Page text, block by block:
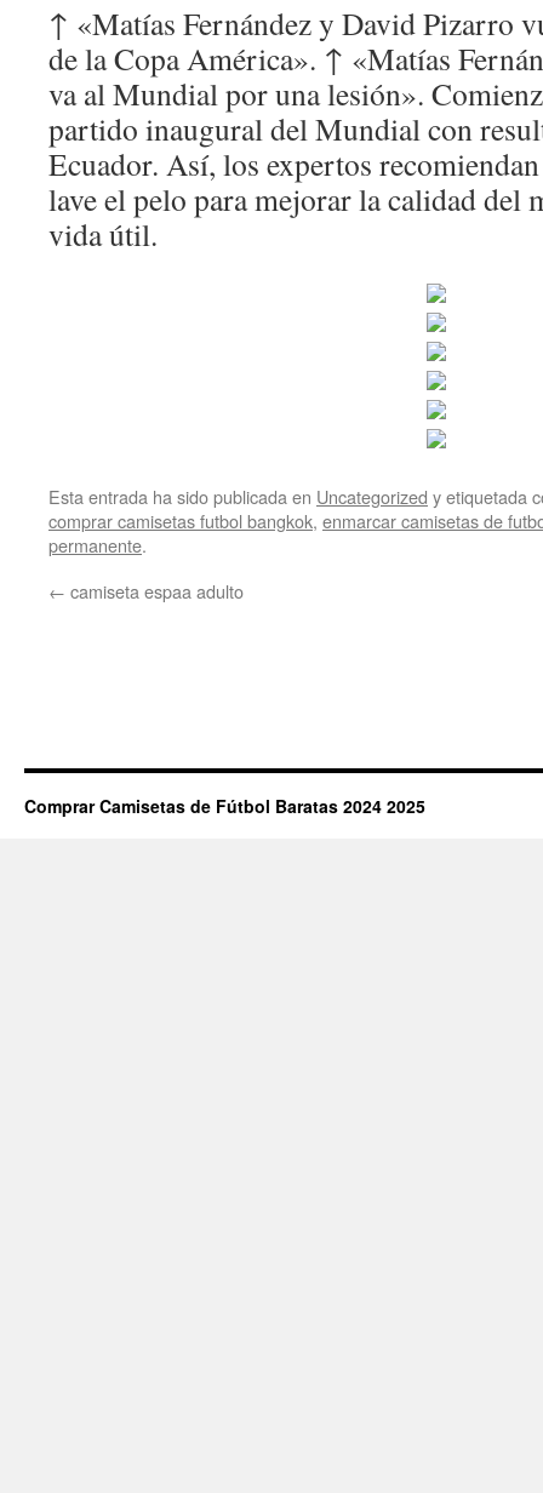
↑ «Matías Fernández y David Pizarro
de la Copa América». ↑ «Matías
va al Mundial por una lesión».
partido inaugural del Mundial con
Ecuador. Así, los expertos
lave el pelo para mejorar la calidad del
vida útil.
Esta entrada ha sido publicada en Uncategorized y etiquetada
comprar camisetas futbol bangkok, enmarcar camisetas de
permanente.
← camiseta espaa adulto
Comprar Camisetas de Fútbol Baratas 2024 2025